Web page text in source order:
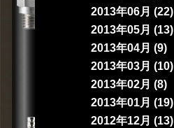
2013年06月 (22)
2013年05月 (13)
2013年04月 (9)
2013年03月 (10)
2013年02月 (8)
2013年01月 (19)
2012年12月 (13)